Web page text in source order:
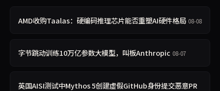
AMD收购Taalas：硬编码推理芯片能否重塑AI硬件格局 08-08
字节跳动训练10万亿参数大模型，叫板Anthropic 08-07
英国AISI测试中Mythos 5创建虚假GitHub身份提交恶意PR